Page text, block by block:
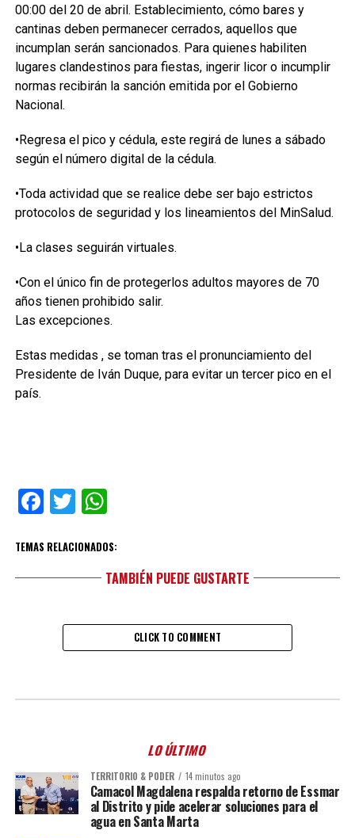
00:00 del 20 de abril. Establecimiento, cómo bares y
cantinas deben permanecer cerrados, aquellos que
incumplan serán sancionados. Para quienes habiliten
lugares clandestinos para fiestas, ingerir licor o incumplir
normas recibirán la sanción emitida por el Gobierno
Nacional.
•Regresa el pico y cédula, este regirá de lunes a sábado
según el número digital de la cédula.
•Toda actividad que se realice debe ser bajo estrictos
protocolos de seguridad y los lineamientos del MinSalud.
•La clases seguirán virtuales.
•Con el único fin de protegerlos adultos mayores de 70
años tienen prohibido salir.
Las excepciones.
Estas medidas , se toman tras el pronunciamiento del
Presidente de Iván Duque, para evitar un tercer pico en el
país.
Facebook
TwitterWhatsApp
TEMAS RELACIONADOS:
TAMBIÉN PUEDE GUSTARTE
CLICK TO COMMENT
LO ÚLTIMO
TERRITORIO & PODER 14 minutos ago
Camacol Magdalena respalda retorno de Essmar
al Distrito y pide acelerar soluciones para el
agua en Santa Marta